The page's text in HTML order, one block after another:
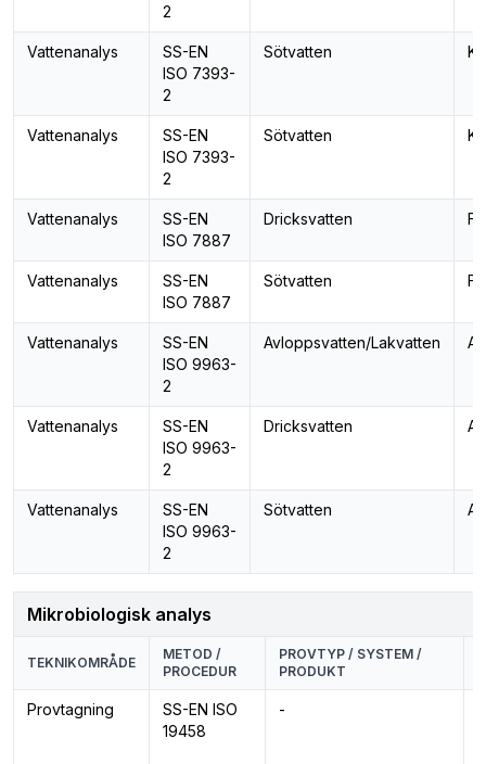
2
Vattenanalys
SS-EN
ISO 7393-
2
Sötvatten
Vattenanalys
SS-EN
ISO 7393-
2
Sötvatten
Vattenanalys
SS-EN
ISO 7887
Dricksvatten
Vattenanalys
SS-EN
ISO 7887
Sötvatten
Vattenanalys
SS-EN
ISO 9963-
2
Avloppsvatten/Lakvatten
Vattenanalys
SS-EN
ISO 9963-
2
Dricksvatten
Vattenanalys
SS-EN
ISO 9963-
2
Sötvatten
Mikrobiologisk analys
TEKNIKOMRÅDE
METOD /
PROCEDUR
PROVTYP / SYSTEM /
PRODUKT
Provtagning
SS-EN ISO
19458
-